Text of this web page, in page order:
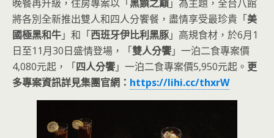
晚餐再升級，住房專案以「黑饌之巔」為主題，全台八館
將各別全新推出雙人和四人分饗餐，盡情享受最珍貴「美
國極黑和牛」和「西班牙伊比利黑豚」高規食材，於6月1
日至11月30日盛情登場，「雙人分饗」一泊二食專案價
4,080元起，「四人分饗」一泊二食專案價5,950元起。 更
多專案資訊詳見集團官網： https://lihi.cc/thxrW